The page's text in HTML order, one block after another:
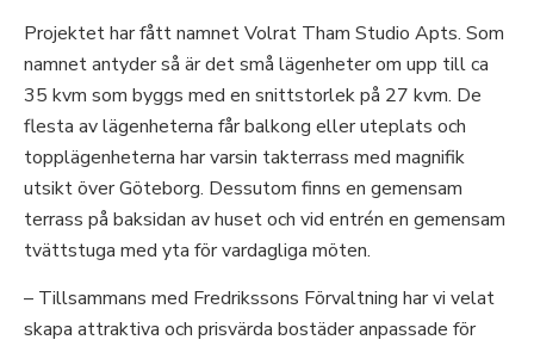
Projektet har fått namnet Volrat Tham Studio Apts. Som
namnet antyder så är det små lägenheter om upp till ca
35 kvm som byggs med en snittstorlek på 27 kvm. De
flesta av lägenheterna får balkong eller uteplats och
topplägenheterna har varsin takterrass med magnifik
utsikt över Göteborg. Dessutom finns en gemensam
terrass på baksidan av huset och vid entrén en gemensam
tvättstuga med yta för vardagliga möten.
– Tillsammans med Fredrikssons Förvaltning har vi velat
skapa attraktiva och prisvärda bostäder anpassade för